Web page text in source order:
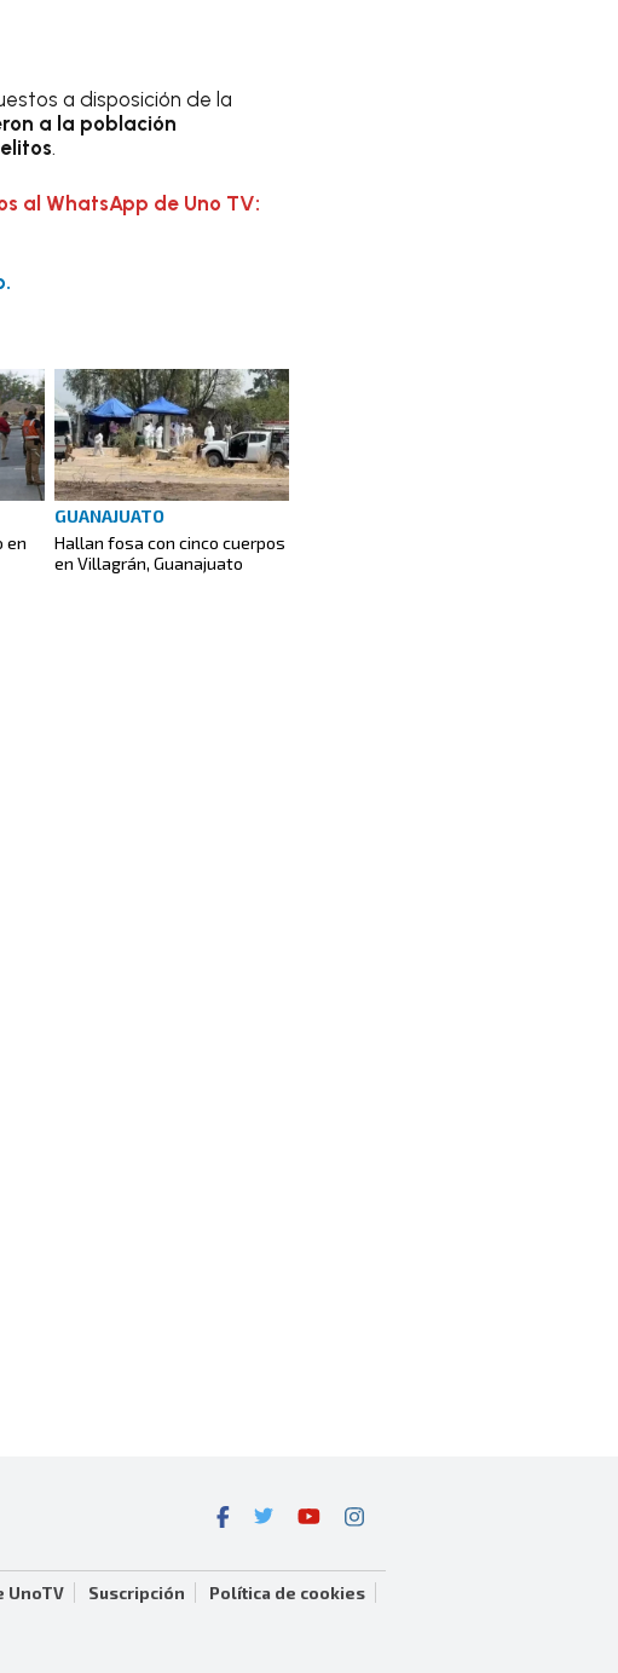
a disposición de la
a la población
.
al WhatsApp de Uno TV:
en
GUANAJUATO
Hallan fosa con cinco cuerpos
en Villagrán, Guanajuato
UnoTV Suscripción
Política de cookies